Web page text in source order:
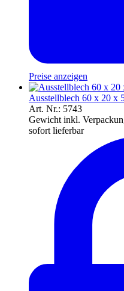
Preise anzeigen
Ausstellblech 60 x 20 x
Art. Nr.: 5743
Gewicht inkl.
sofort lieferbar